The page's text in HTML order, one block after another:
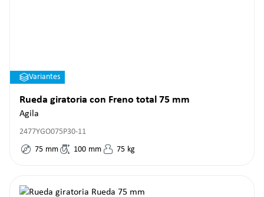
Variantes
Rueda giratoria con Freno total 75 mm
Agila
2477YGO075P30-11
75 mm 100 mm 75 kg